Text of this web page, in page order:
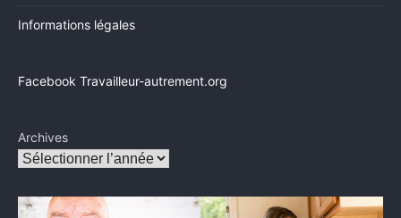
Informations légales
Facebook Travailleur-autrement.org
Archives